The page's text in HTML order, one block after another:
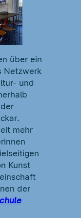
über ein
Netzwerk
und
mehr
Kunst
der